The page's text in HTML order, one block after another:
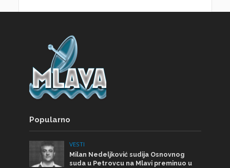
Popularno
VESTI
Milan Nedeljković sudija Osnovnog
suda u Petrovcu na Mlavi preminuo u